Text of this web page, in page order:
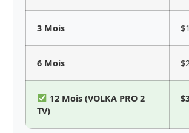
3 Mois
6 Mois
12 Mois (VOLKA PRO 2
TV)